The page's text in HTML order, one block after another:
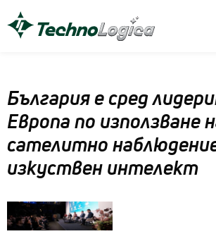
България е сред
Европа по използване
сателитно
изкуствен интелект